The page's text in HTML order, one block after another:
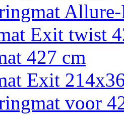
Exit twist
427 cm
Exit
voor